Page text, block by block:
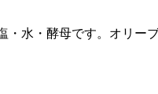
・水・酵母です。オリー